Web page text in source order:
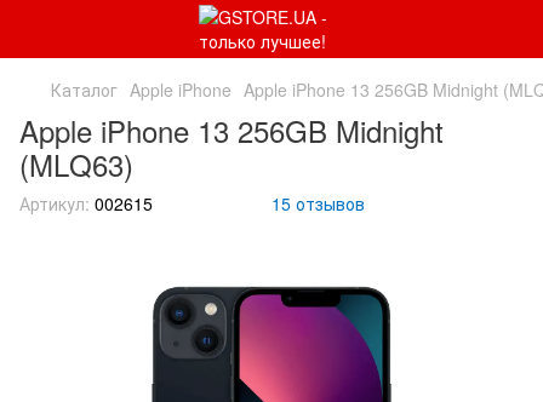
Каталог Apple iPhone Apple iPhone 13 256GB Midnight
Apple iPhone 13 256GB Midnight
(MLQ63)
Артикул: 002615 15 отзывов